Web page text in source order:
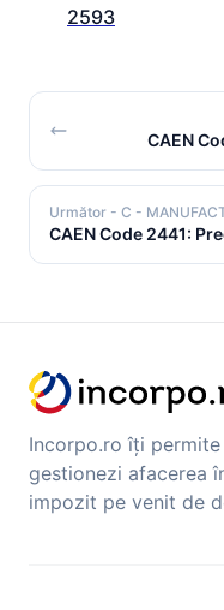
2593
CAEN
Următor - C -
CAEN Code 2441:
Incorpo.ro îți
gestionezi afacerea
impozit pe venit de